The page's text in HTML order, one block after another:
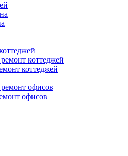
коттеджей
коттеджей
офисов
офисов